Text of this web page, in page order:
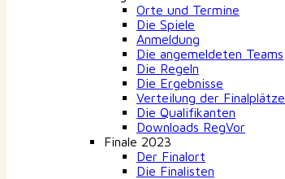
Orte und Termine
Die Spiele
Anmeldung
Die angemeldeten Teams
Die Regeln
Die Ergebnisse
Verteilung der Finalplätze
Die Qualifikanten
Downloads RegVor
Finale 2023
Der Finalort
Die Finalisten